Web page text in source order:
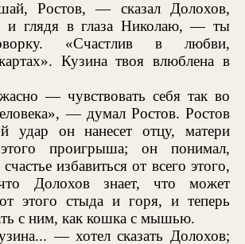
Ростов, — сказал Долохов,
и глядя в глаза Николаю, — ты
«Счастлив в любви,
Кузина твоя влюблена в
— чувствовать себя так во
— думал Ростов. Ростов
удар он нанесет отцу, матери
проигрыша; он понимал,
избавиться от всего этого,
Долохов знает, что может
этого стыда и горя, и теперь
с ним, как кошка с мышью.
— хотел сказать Долохов;